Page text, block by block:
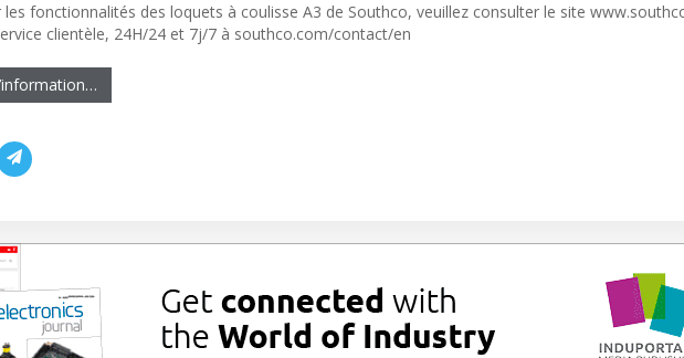
les fonctionnalités des loquets à coulisse A3 de Southco, veuillez consulter le site
clientèle, 24H/24 et 7j/7 à southco.com/contact/en